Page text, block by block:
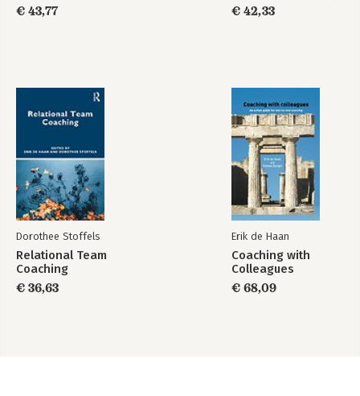
€ 43,77
€ 42,33
Dorothee Stoffels
Relational Team
Coaching
€ 36,63
Erik de Haan
Coaching with
Colleagues
€ 68,09